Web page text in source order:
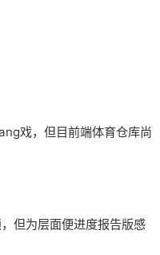
戏，但目前端体育仓库尚
但为层面便进度报告版感